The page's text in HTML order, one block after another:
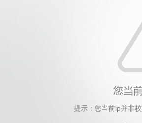
提示：您当前ip并非